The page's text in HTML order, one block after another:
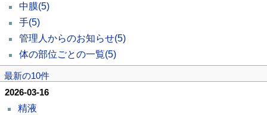
中膜(5)
手(5)
管理人からのお知らせ(5)
体の部位ごとの一覧(5)
最新の10件
2026-03-16
精液